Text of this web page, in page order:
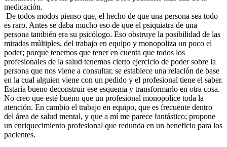
medicación.
De todos modos pienso que, el hecho de que una persona sea todo
es raro. Antes se daba mucho eso de que el psiquiatra de una
persona también era su psicólogo. Eso obstruye la posibilidad de las
miradas múltiples, del trabajo en equipo y monopoliza un poco el
poder; porque tenemos que tener en cuenta que todos los
profesionales de la salud tenemos cierto ejercicio de poder sobre la
persona que nos viene a consultar, se establece una relación de base
en la cual alguien viene con un pedido y el profesional tiene el saber.
Estaría bueno deconstruir ese esquema y transformarlo en otra cosa.
No creo que esté bueno que un profesional monopolice toda la
atención. En cambio el trabajo en equipo, que es frecuente dentro
del área de salud mental, y que a mí me parece fantástico; propone
un enriquecimiento profesional que redunda en un beneficio para los
pacientes.